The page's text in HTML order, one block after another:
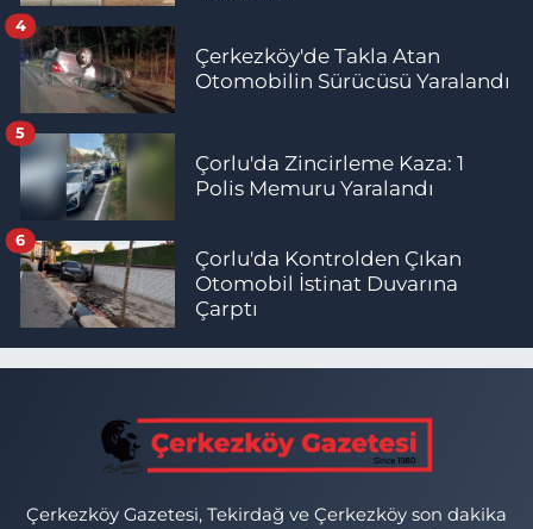
Çerkezköy'de Takla Atan
Otomobilin Sürücüsü Yaralandı
4
Çorlu'da Zincirleme Kaza: 1
Polis Memuru Yaralandı
5
Çorlu'da Kontrolden Çıkan
Otomobil İstinat Duvarına
Çarptı
6
Çerkezköy Gazetesi, Tekirdağ ve Çerkezköy son dakika